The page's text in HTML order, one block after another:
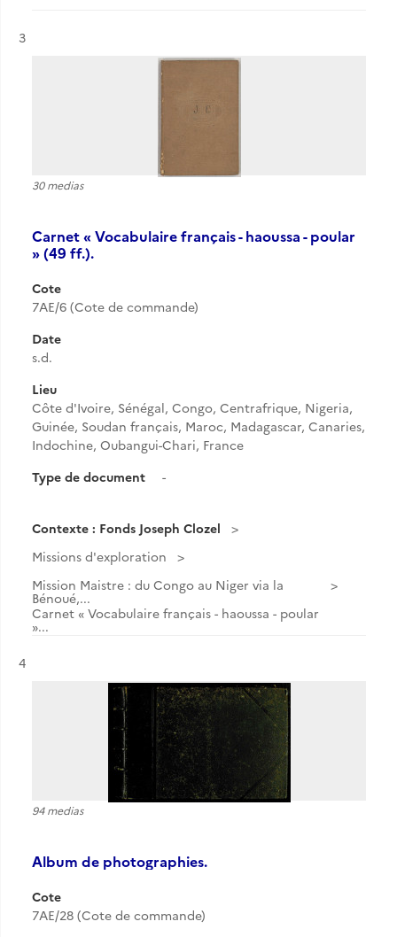
Résultat n°
3
30 medias
Carnet « Vocabulaire français - haoussa - poular
» (49 ff.).
Cote
7AE/6 (Cote de commande)
Date
s.d.
Lieu
Côte d'Ivoire, Sénégal, Congo, Centrafrique, Nigeria,
Guinée, Soudan français, Maroc, Madagascar, Canaries,
Indochine, Oubangui-Chari, France
Type de document
-
Contexte : Fonds Joseph Clozel
Missions d'exploration
Mission Maistre : du Congo au Niger via la
Bénoué,...
Carnet « Vocabulaire français - haoussa - poular
»...
Résultat n°
4
94 medias
Album de photographies.
Cote
7AE/28 (Cote de commande)